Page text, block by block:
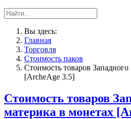
Вы здесь:
Главная
Торговля
Стоимость паков
Стоимость товаров
[ArcheAge 3.5]
Стоимость товаров
материка в монетах